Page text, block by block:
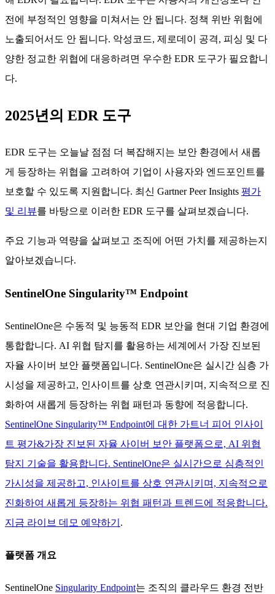
전에 부정적인 영향을 미쳐서는 안 됩니다. 정책 위반 위험에
노출되어서도 안 됩니다. 악성코드, 제로데이 공격, 피싱 및 다
양한 정교한 위협에 대응하려면 우수한 EDR 도구가 필요합니
다.
2025년의 EDR 도구
EDR 도구는 오늘날 점점 더 복잡해지는 보안 환경에서 새롭
게 등장하는 위협을 고려하여 기업이 사용자와 엔드포인트를
보호할 수 있도록 지원합니다. 최신 Gartner Peer Insights 평가
및 리뷰를 바탕으로 이러한 EDR 도구를 살펴보겠습니다.
주요 기능과 역량을 살펴보고 조직에 어떤 가치를 제공하는지
알아보겠습니다.
SentinelOne Singularity™ Endpoint
SentinelOne은 수동적 및 능동적 EDR 보안을 현대 기업 환경에
통합합니다. AI 위협 탐지를 활용하는 세계에서 가장 진보된
자율 사이버 보안 플랫폼입니다. SentinelOne은 실시간 심층 가
시성을 제공하고, 인사이트를 상호 연관시키며, 지속적으로 진
화하여 새롭게 등장하는 위협 패턴과 동향에 적응합니다.
SentinelOne Singularity™ Endpoint에 대한 가트너 피어 인사이
트 평가&가장 진보된 자율 사이버 보안 플랫폼으로, AI 위협
탐지 기술을 활용합니다. SentinelOne은 실시간으로 심층적인
가시성을 제공하고, 인사이트를 상호 연관시키며, 지속적으로
진화하여 새롭게 등장하는 위협 패턴과 트렌드에 적응합니다.
지금 라이브 데모 예약하기 .
플랫폼 개요
SentinelOne Singularity Endpoint는 조직의 클라우드 환경 전반